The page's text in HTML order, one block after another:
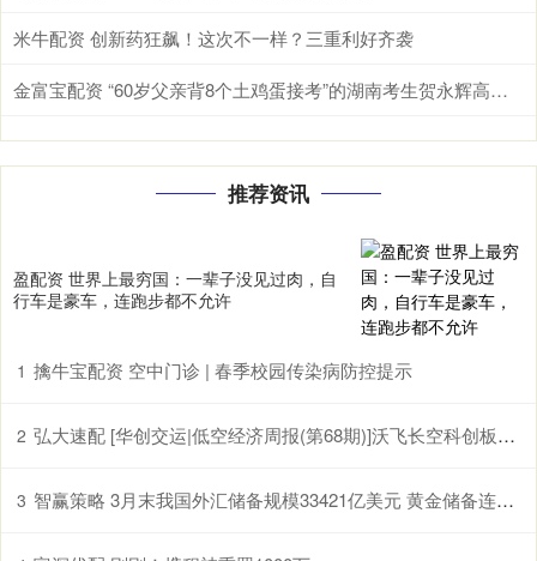
米牛配资 创新药狂飙！这次不一样？三重利好齐袭
金富宝配资 “60岁父亲背8个土鸡蛋接考”的湖南考生贺永辉高考成绩揭晓，班主任：很满意，对他来说已经非常棒了
推荐资讯
盈配资 世界上最穷国：一辈子没见过肉，自
行车是豪车，连跑步都不允许
1 擒牛宝配资 空中门诊 | 春季校园传染病防控提示
2 弘大速配 [华创交运|低空经济周报(第68期)]沃飞长空科创板上市辅导已备案, 头部eVTOL企业正加速获市场认可
3 智赢策略 3月末我国外汇储备规模33421亿美元 黄金储备连续17个月增加